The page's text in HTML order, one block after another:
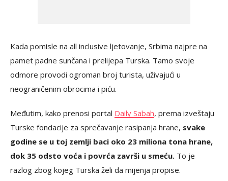
Kada pomisle na all inclusive ljetovanje, Srbima najpre na
pamet padne sunčana i prelijepa Turska. Tamo svoje
odmore provodi ogroman broj turista, uživajući u
neograničenim obrocima i piću.
Međutim, kako prenosi portal Daily Sabah, prema izveštaju
Turske fondacije za sprečavanje rasipanja hrane, svake
godine se u toj zemlji baci oko 23 miliona tona hrane,
dok 35 odsto voća i povrća završi u smeću. To je
razlog zbog kojeg Turska želi da mijenja propise.